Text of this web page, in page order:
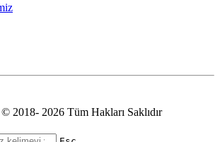
2018- 2026 Tüm Hakları Saklıdır